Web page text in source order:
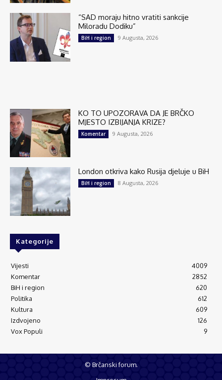
“SAD moraju hitno vratiti sankcije
Miloradu Dodiku”
BiH i region 9 Augusta, 2026
KO TO UPOZORAVA DA JE BRČKO
MJESTO IZBIJANJA KRIZE?
Komentar 9 Augusta, 2026
London otkriva kako Rusija djeluje u BiH
BiH i region 8 Augusta, 2026
Kategorije
Vijesti
4009
Komentar
2852
BiH i region
620
Politika
612
Kultura
609
Izdvojeno
126
Vox Populi
9
© Brčanski forum.